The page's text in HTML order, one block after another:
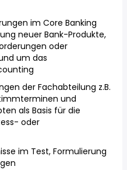
im Core Banking
neuer Bank-Produkte,
oder
um das
der Fachabteilung z.B.
und
als Basis für die
oder
im Test, Formulierung